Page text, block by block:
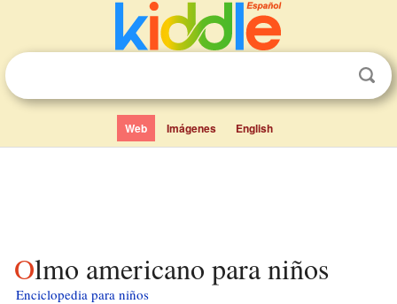
Web Imágenes English
Olmo americano para niños
Enciclopedia para niños